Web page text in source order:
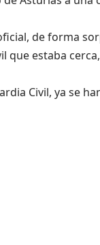
de forma
que estaba
Civil, ya se